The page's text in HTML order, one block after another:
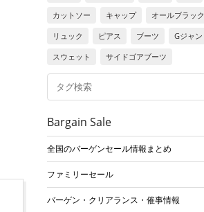
カットソー
キャップ
オールブラック
リュック
ピアス ブーツ
Gジャン
スウェット
サイドゴアブーツ
Bargain Sale
全国のバーゲンセール情報まとめ
ファミリーセール
バーゲン・クリアランス・催事情報